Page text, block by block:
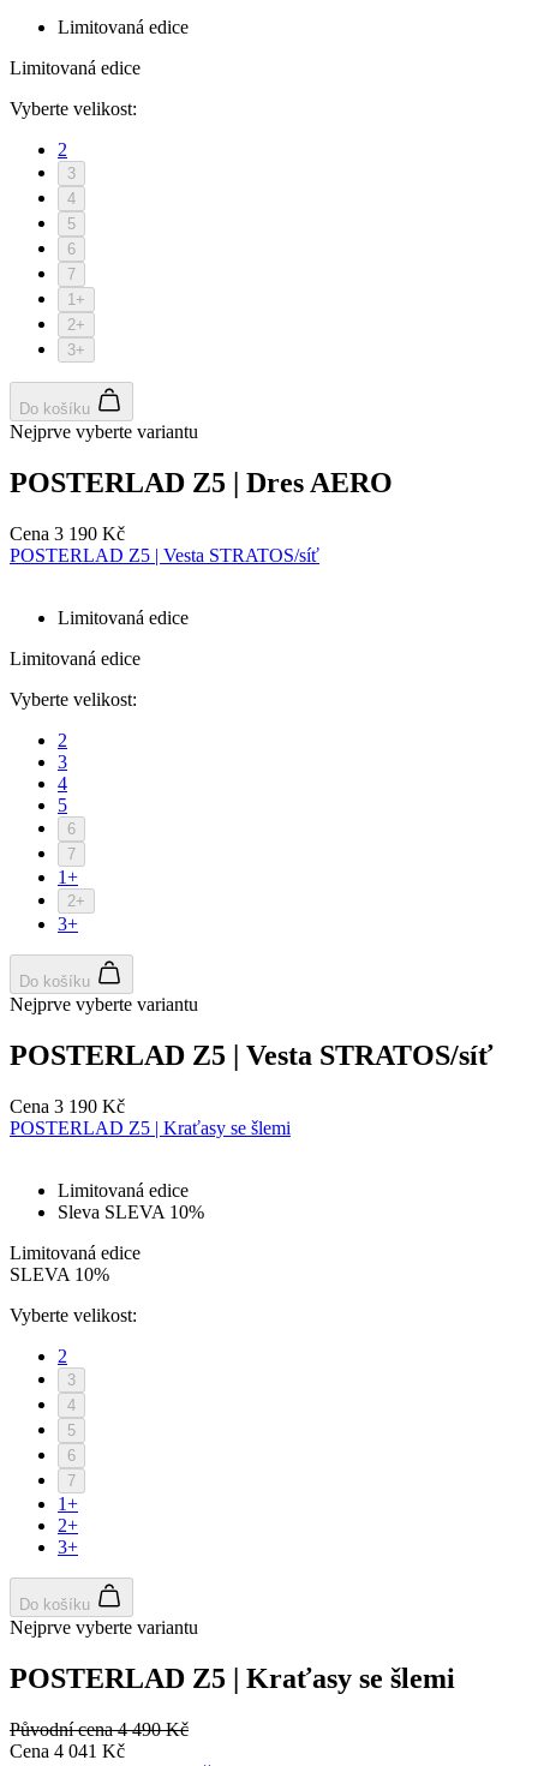
Limitovaná edice
Limitovaná edice
Vyberte velikost:
2
3
4
5
6
7
1+
2+
3+
Do košíku
Nejprve vyberte variantu
POSTERLAD Z5 | Dres AERO
Cena 3 190 Kč
POSTERLAD Z5 | Vesta STRATOS/síť
Limitovaná edice
Limitovaná edice
Vyberte velikost:
2
3
4
5
6
7
1+
2+
3+
Do košíku
Nejprve vyberte variantu
POSTERLAD Z5 | Vesta STRATOS/síť
Cena 3 190 Kč
POSTERLAD Z5 | Kraťasy se šlemi
Limitovaná edice
Sleva SLEVA 10%
Limitovaná edice
SLEVA 10%
Vyberte velikost:
2
3
4
5
6
7
1+
2+
3+
Do košíku
Nejprve vyberte variantu
POSTERLAD Z5 | Kraťasy se šlemi
Původní cena4 490 Kč
Cena 4 041 Kč